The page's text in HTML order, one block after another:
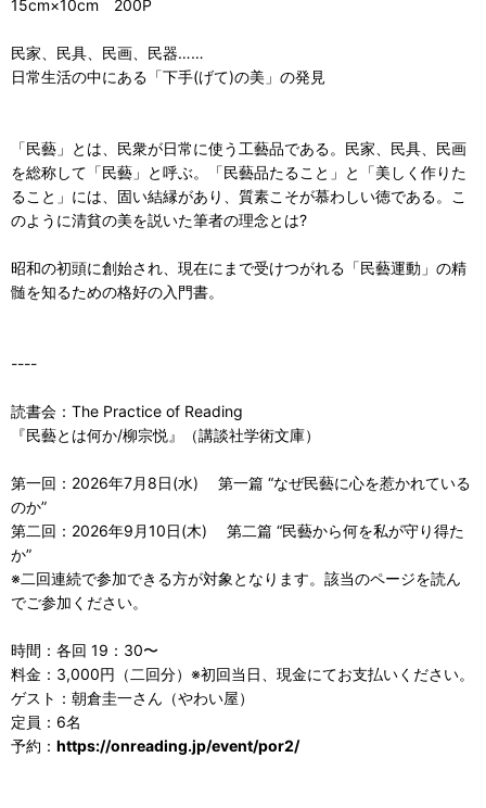
15cm×10cm 200P
民家、民具、民画、民器……
日常生活の中にある「下手(げて)の美」の発見
「民藝」とは、民衆が日常に使う工藝品である。民家、民具、民画
を総称して「民藝」と呼ぶ。「民藝品たること」と「美しく作りた
ること」には、固い結縁があり、質素こそが慕わしい徳である。こ
のように清貧の美を説いた筆者の理念とは?
昭和の初頭に創始され、現在にまで受けつがれる「民藝運動」の精
髄を知るための格好の入門書。
----
読書会：The Practice of Reading
『民藝とは何か/柳宗悦』（講談社学術文庫）
第一回：2026年7月8日(水) 第一篇 “なぜ民藝に心を惹かれている
のか”
第二回：2026年9月10日(木) 第二篇 “民藝から何を私が守り得た
か”
※二回連続で参加できる方が対象となります。該当のページを読ん
でご参加ください。
時間：各回 19：30〜
料金：3,000円（二回分）※初回当日、現金にてお支払いください。
ゲスト：朝倉圭一さん（やわい屋）
定員：6名
予約： https://onreading.jp/event/por2/